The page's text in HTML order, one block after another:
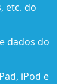
etc. do
dados do
iPod e